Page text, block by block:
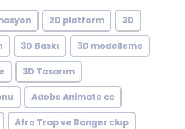
2D platform 3D
3D Baskı 3D modelleme
3D Tasarım
Adobe Animate cc
Afro Trap ve Banger clup